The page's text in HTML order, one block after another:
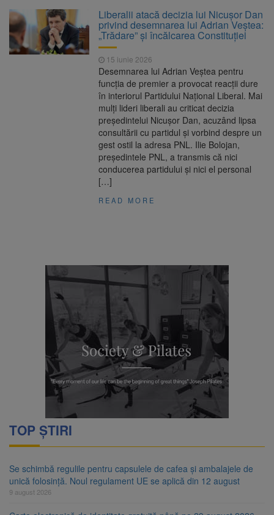
propriul record mondial. Betty Bromage a
zburat din nou pe aripa unui avion
9 august 2026
Avocații fraților Andrew și
Tristan Tate cer eliberarea lor pe cauțiune în
Se schimbă examenul de
medic specialist. Subiecte unice în toată țara,
aceeași oră și același barem
Se schimbă regulile pentru
capsulele de cafea și ambalajele de unică
folosință. Noul regulament UE se aplică din 12
Liberalii atacă decizia lui Nicușor Dan
privind desemnarea lui Adrian Veștea:
„Trădare” și încălcarea Constituției
15 iunie 2026
Desemnarea lui Adrian Veștea pentru
funcția de premier a provocat reacții dure
în interiorul Partidului Național Liberal. Mai
mulți lideri liberali au criticat decizia
președintelui Nicușor Dan, acuzând lipsa
consultării cu partidul și vorbind despre un
gest ostil la adresa PNL. Ilie Bolojan,
președintele PNL, a transmis că nici
conducerea partidului și nici el personal
[…]
READ MORE
TOP ȘTIRI
Se schimbă regulile pentru capsulele de cafea și ambalajele de
unică folosință. Noul regulament UE se aplică din 12 august
9 august 2026